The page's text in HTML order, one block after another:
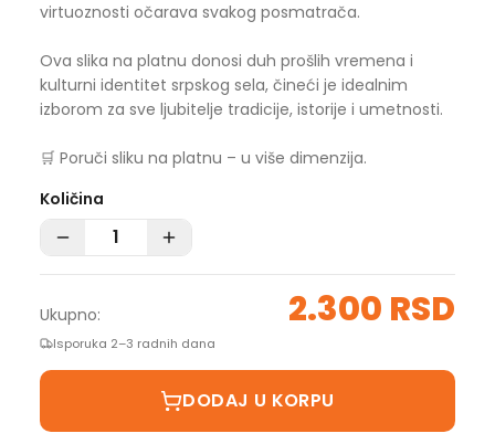
virtuoznosti očarava svakog posmatrača.
Ova slika na platnu donosi duh prošlih vremena i
kulturni identitet srpskog sela, čineći je idealnim
izborom za sve ljubitelje tradicije, istorije i umetnosti.
🛒 Poruči sliku na platnu – u više dimenzija.
Količina
Ukupno: 2.300 RSD
Isporuka 2–3 radnih dana
DODAJ U KORPU